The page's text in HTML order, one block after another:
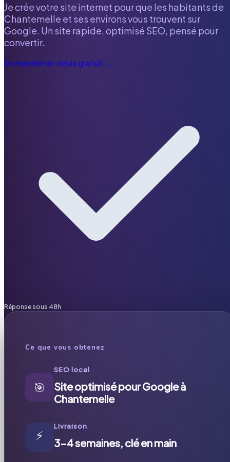
Je crée votre site internet pour que les habitants de
Chantemelle et ses environs vous trouvent sur
Google. Un site rapide, optimisé SEO, pensé pour
convertir.
Demander un devis gratuit→
Réponse sous 48h
Ce que vous obtenez
🎯
SEO local
Site optimisé pour Google à
Chantemelle
⚡
Livraison
3-4 semaines, clé en main